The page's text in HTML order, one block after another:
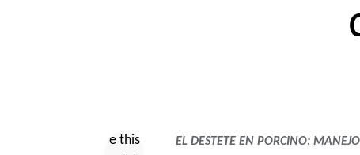
EL DESTETE EN PORCINO: